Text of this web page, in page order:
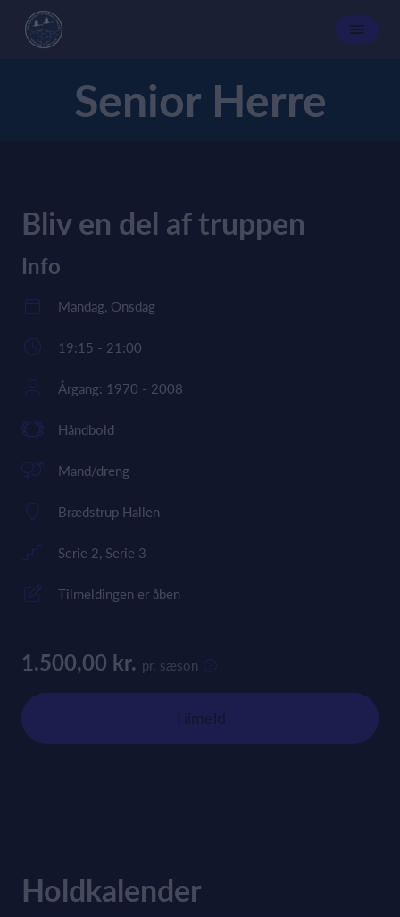
Senior Herre
Bliv en del af truppen
Info
Mandag, Onsdag
19:15 - 21:00
Årgang: 1970 - 2008
Håndbold
Mand/dreng
Brædstrup Hallen
Serie 2, Serie 3
Tilmeldingen er åben
1.500,00 kr. pr. sæson
Tilmeld
Holdkalender